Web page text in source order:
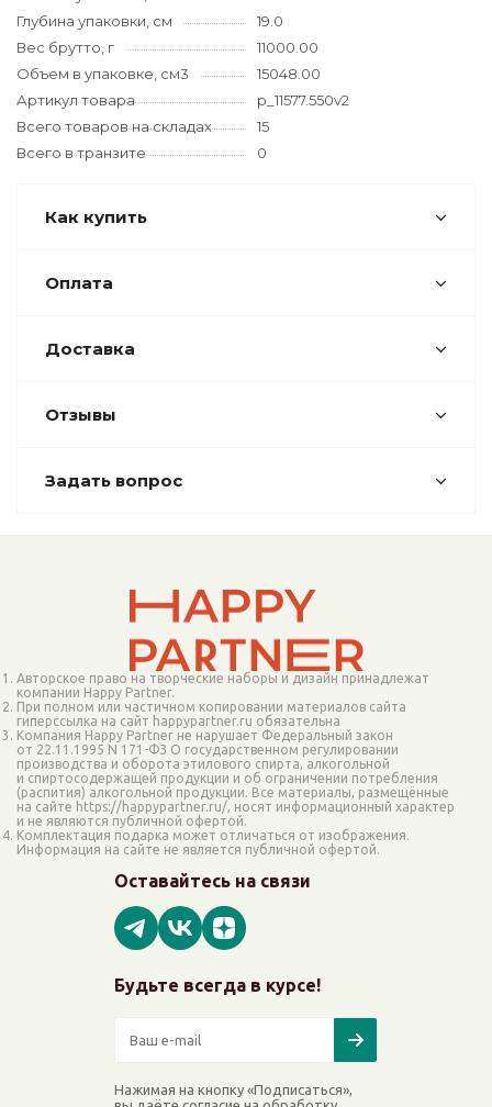
Глубина упаковки, см
19.0
Вес брутто, г
11000.00
Объем в упаковке, см3
15048.00
Артикул товара
p_11577.550v2
Всего товаров на складах
15
Всего в транзите
0
Как купить
Оплата
Доставка
Отзывы
Задать вопрос
Авторское право на творческие наборы и дизайн принадлежат
компании Happy Partner.
При полном или частичном копировании материалов сайта
гиперссылка на сайт happypartner.ru обязательна
Компания Happy Partner не нарушает Федеральный закон
от 22.11.1995 N 171-ФЗ О государственном регулировании
производства и оборота этилового спирта, алкогольной
и спиртосодержащей продукции и об ограничении потребления
(распития) алкогольной продукции. Все материалы, размещённые
на сайте https://happypartner.ru/, носят информационный характер
и не являются публичной офертой.
Комплектация подарка может отличаться от изображения.
Информация на сайте не является публичной офертой.
Оставайтесь на связи
Будьте всегда в курсе!
Нажимая на кнопку «Подписаться»,